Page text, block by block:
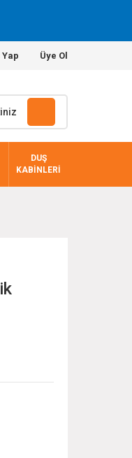
Üye Ol
DUŞ
KABİNLERİ